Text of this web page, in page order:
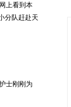
上看到本
分队赶赴天
士刚刚为